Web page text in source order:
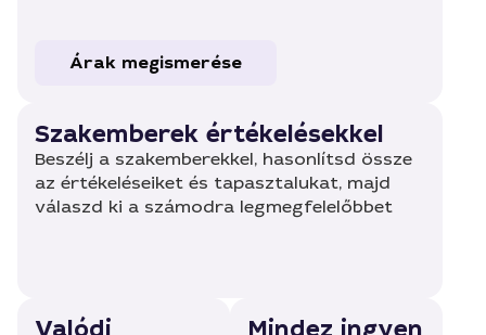
Árak megismerése
Szakemberek értékelésekkel
Beszélj a szakemberekkel, hasonlítsd össze
az értékeléseiket és tapasztalukat, majd
válaszd ki a számodra legmegfelelőbbet